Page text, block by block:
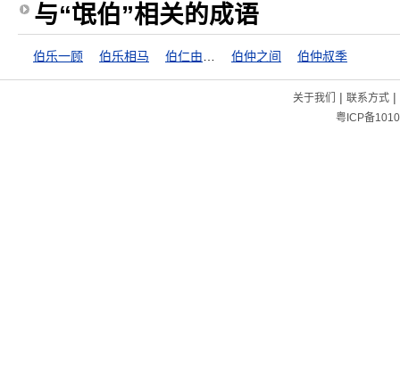
与“氓伯”相关的成语
伯乐一顾 伯乐相马 伯仲之间 伯仲叔季
关于我们 | 联系方式|
粤ICP备